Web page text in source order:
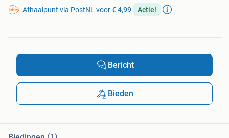
Afhaalpunt via PostNL voor€ 4,99 Actie!
Bericht
Bieden